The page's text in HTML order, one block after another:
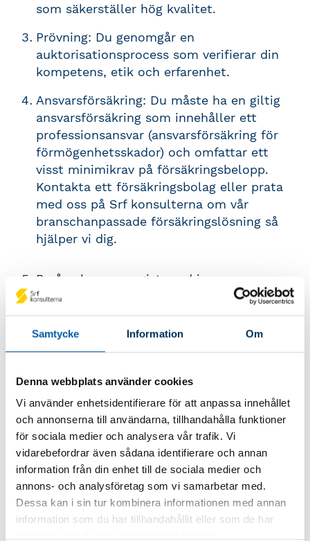
Samtycke Information Om
Denna webbplats använder cookies
Vi använder enhetsidentifierare för att anpassa innehållet
och annonserna till användarna, tillhandahålla funktioner
för sociala medier och analysera vår trafik. Vi
vidarebefordrar även sådana identifierare och annan
information från din enhet till de sociala medier och
annons- och analysföretag som vi samarbetar med.
Dessa kan i sin tur kombinera informationen med annan
information som du har tillhandahållit eller som de har
som säkerställer hög kvalitet.
Prövning: Du genomgår en
auktorisationsprocess som verifierar din
kompetens, etik och erfarenhet.
Ansvarsförsäkring: Du måste ha en giltig
ansvarsförsäkring som innehåller ett
professionsansvar (ansvarsförsäkring för
förmögenhetsskador) och omfattar ett
visst minimikrav på försäkringsbelopp.
Kontakta ett försäkringsbolag eller prata
med oss på Srfkonsulterna om vår
branschanpassade försäkringslösning så
hjälper vi dig.
Byrån ska vara registrerad i
Penningtvättsregistret hos
Bolagsverket.Är
du verksam på en Revisionsbyrå
kontrolleras byrån
avRevisorsinspektionen. För mer
vårPTL sida. Byrån ska också vara
registrerad med rätt SNI-kod
(verksamhetskod) för
redovisningsverksamhet påverksamt.se
Vidareutveckling: Efter auktorisationen är
du skyldig att kontinuerligt vidareutbilda
dig för att behålla din status och hålla dig
uppdaterad med branschens utveckling.